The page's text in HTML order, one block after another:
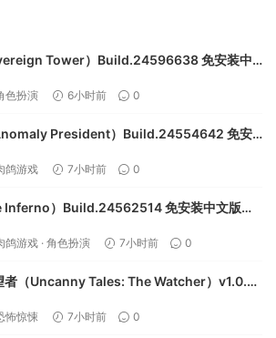
Tower）Build.24596638 免安装中
色扮演 6小时前 0
President）Build.24554642 免安
鸽游戏 7小时前 0
Inferno）Build.24562514 免安装中文版下
鸽游戏 · 角色扮演 7小时前 0
者（Uncanny Tales: The Watcher）v1.0.8
怖惊悚 7小时前 0